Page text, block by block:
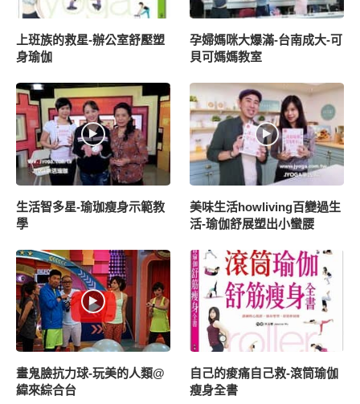
上班族的救星-辦公室舒壓塑
身瑜伽
孕婦媽咪大爆滿-台南成大-可
貝可媽媽教室
生活智多星-瑜珈瘦身示範教
學
美味生活howliving百變過生
活-瑜伽舒展塑出小蠻腰
畫鬼臉抗力球-玩美的人類@
緯來綜合台
自己的痠痛自己救-滾筒瑜伽
瘦身全書